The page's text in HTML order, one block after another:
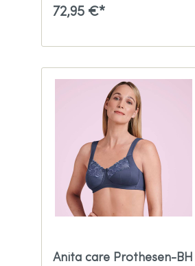
72,95 €*
Anita care Prothesen-BH